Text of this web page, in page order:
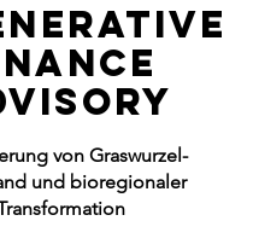
von Graswurzel-
und bioregionaler